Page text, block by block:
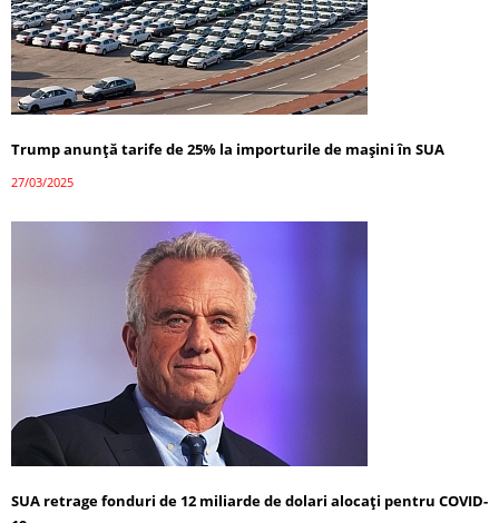
Trump anunță tarife de 25% la importurile de mașini în SUA
27/03/2025
SUA retrage fonduri de 12 miliarde de dolari alocați pentru COVID-